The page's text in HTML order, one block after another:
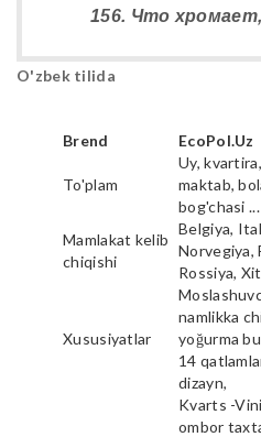
156. Что
O'zbek tilida
Brend EcoPol.Uz
To'plam
Uy,
maktab,
bog'chasi ...
Mamlakat kelib
chiqishi
Belgiya,
Norvegiya,
Rossiya,
Xususiyatlar
namlikka
yoğurma
14
dizayn,
Kvarts -
ombor